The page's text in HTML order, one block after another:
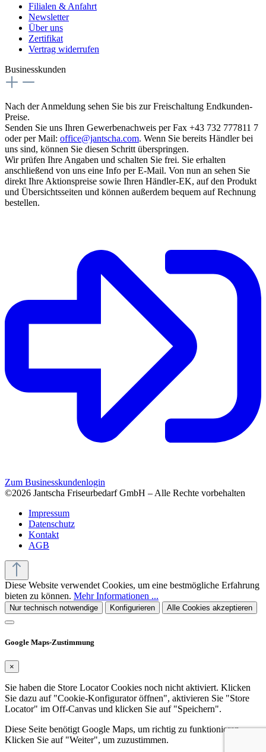
Filialen & Anfahrt
Newsletter
Über uns
Zertifikat
Vertrag widerrufen
Businesskunden
Nach der Anmeldung sehen Sie bis zur Freischaltung Endkunden-
Preise.
Senden Sie uns Ihren Gewerbenachweis per Fax +43 732 777811 7
oder per Mail: office@jantscha.com. Wenn Sie bereits Händler bei
uns sind, können Sie diesen Schritt überspringen.
Wir prüfen Ihre Angaben und schalten Sie frei. Sie erhalten
anschließend von uns eine Info per E-Mail. Von nun an sehen Sie
direkt Ihre Aktionspreise sowie Ihren Händler-EK, auf den Produkt
und Übersichtsseiten und können außerdem bequem auf Rechnung
bestellen.
Zum Businesskundenlogin
©2026 Jantscha Friseurbedarf GmbH – Alle Rechte vorbehalten
Impressum
Datenschutz
Kontakt
AGB
Diese Website verwendet Cookies, um eine bestmögliche Erfahrung
bieten zu können. Mehr Informationen ...
Nur technisch notwendige Konfigurieren Alle Cookies akzeptieren
Google Maps-Zustimmung
×
Sie haben die Store Locator Cookies noch nicht aktiviert. Klicken
Sie dazu auf "Cookie-Konfigurator öffnen", aktivieren Sie "Store
Locator" im Off-Canvas und klicken Sie auf "Speichern".
Diese Seite benötigt Google Maps, um richtig zu funktionieren.
Klicken Sie auf "Weiter", um zuzustimmen.